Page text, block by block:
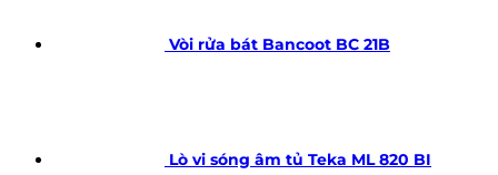
Vòi rửa bát Bancoot BC 21B
Lò vi sóng âm tủ Teka ML 820 BI